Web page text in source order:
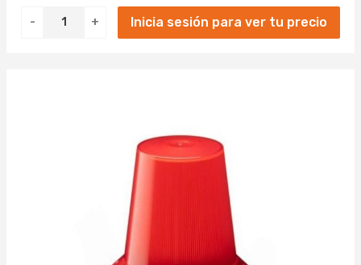
- + Inicia sesión para ver tu precio